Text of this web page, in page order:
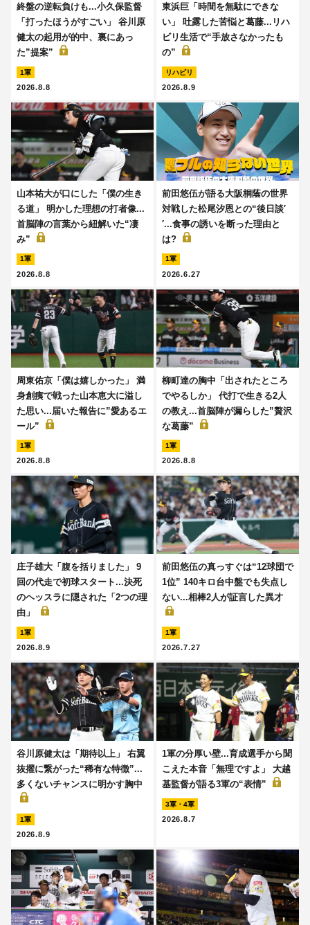
終盤の逆転負けも...小久保監督
「打ったほうがすごい」 谷川原
健太の起用が的中、裏にあっ
た”提案”
1軍
2026.8.8
東浜巨「時間を無駄にできな
い」 吐露した苦悩と葛藤...リハ
ビリ生活で“手放さなかったも
の”
リハビリ
2026.8.9
山本祐大が口にした「僕の生き
る道」 明かした理想の打者像...
首脳陣の言葉から紐解いた“凄
み”
1軍
2026.8.8
前田悠伍が語る大阪桐蔭の世界
対戦した松尾汐恩との“後日談′
′...食事の誘いを断った理由と
は?
1軍
2026.6.27
周東佑京「僕は嬉しかった」 満
身創痍で戦った山本恵大に溢し
た思い...届いた報告に”愛あるエ
ール”
1軍
2026.8.8
柳町達の胸中「出されたところ
でやるしか」 代打で生きる2人
の教え...首脳陣が漏らした”贅沢
な葛藤”
1軍
2026.8.8
庄子雄大「腹を括りました」 9
回の代走で初球スタート...決死
のヘッスラに隠された「2つの理
由」
1軍
2026.8.9
前田悠伍の真っすぐは“12球団で
1位” 140キロ台中盤でも失点し
ない...相棒2人が証言した異才
1軍
2026.7.27
谷川原健太は「期待以上」 右翼
抜擢に繋がった“稀有な特徴”...
多くないチャンスに明かす胸中
1軍
2026.8.9
1軍の分厚い壁...育成選手から聞
こえた本音「無理ですよ」 大越
基監督が語る3軍の“表情”
3軍・4軍
2026.8.7